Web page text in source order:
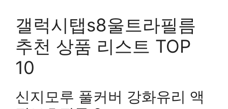
갤럭시탭s8울트라필름
추천 상품 리스트 TOP
10
신지모루 풀커버 강화유리 액